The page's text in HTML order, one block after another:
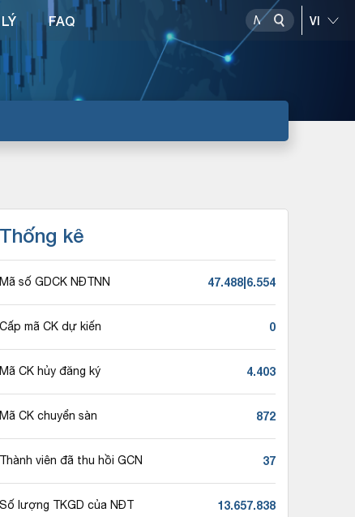
FAQ
Thống kê
Mã số GDCK NĐTNN 47.488|6.554
Cấp mã CK dự kiến 0
Mã CK hủy đăng ký 4.403
Mã CK chuyển sàn 872
Thành viên đã thu hồi GCN 37
Số lượng TKGD của NĐT 13.657.838